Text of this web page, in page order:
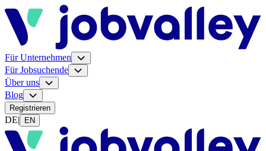
Für Unternehmen
Für Jobsuchende
Über uns
Blog
Registrieren
DE| EN